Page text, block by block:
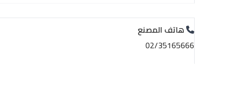
هاتف المصنع
02/35165666